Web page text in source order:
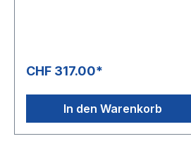
CHF 317.00*
In den Warenkorb